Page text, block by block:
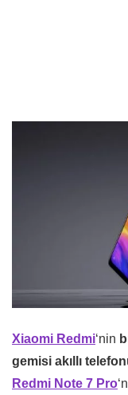
Xiaomi Redmi‘nin
gemisi akıllı telefon
Redmi Note 7 Pro